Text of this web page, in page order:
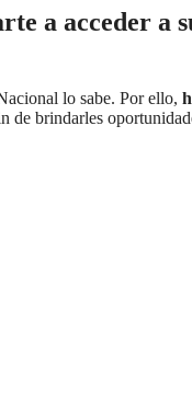
a acceder a
lo sabe. Por ello,
brindarles